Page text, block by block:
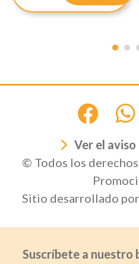
Ver el
© Todos los
Sitio desarrollado
Suscríbete a nuestro